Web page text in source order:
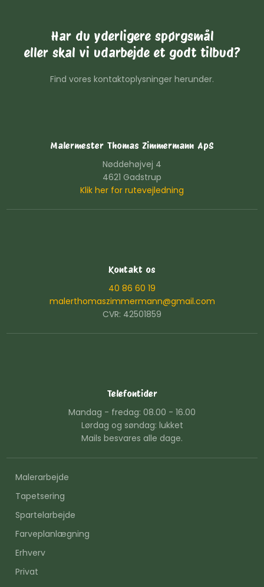
Har du yderligere spørgsmål
​eller skal vi udarbejde et godt tilbud?
Find vores kontaktoplysninger herunder.
Malermester Thomas Zimmermann ApS
Nøddehøjvej 4
4621 Gadstrup
Klik her for rutevejledning
Kontakt os
40 86 60 19
malerthomaszimmermann@gmail.com
CVR: 42501859
Telefontider
Mandag - fredag: 08.00 - 16.00
Lørdag og søndag: lukket
Mails besvares alle dage.
Malerarbejde
Tapetsering
Spartelarbejde
Farveplanlægning
Erhverv
Privat